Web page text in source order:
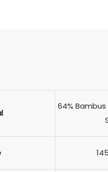
64% Bambus